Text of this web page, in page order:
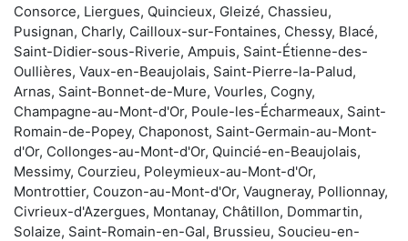
Consorce, Liergues, Quincieux, Gleizé, Chassieu,
Pusignan, Charly, Cailloux-sur-Fontaines, Chessy, Blacé,
Saint-Didier-sous-Riverie, Ampuis, Saint-Étienne-des-
Oullières, Vaux-en-Beaujolais, Saint-Pierre-la-Palud,
Arnas, Saint-Bonnet-de-Mure, Vourles, Cogny,
Champagne-au-Mont-d'Or, Poule-les-Écharmeaux, Saint-
Romain-de-Popey, Chaponost, Saint-Germain-au-Mont-
d'Or, Collonges-au-Mont-d'Or, Quincié-en-Beaujolais,
Messimy, Courzieu, Poleymieux-au-Mont-d'Or,
Montrottier, Couzon-au-Mont-d'Or, Vaugneray, Pollionnay,
Civrieux-d'Azergues, Montanay, Châtillon, Dommartin,
Solaize, Saint-Romain-en-Gal, Brussieu, Soucieu-en-